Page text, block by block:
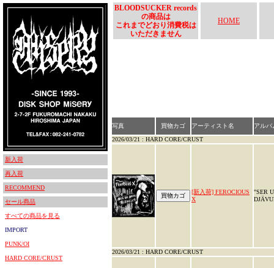
新入荷
再入荷
RECOMMEND
セール商品
すべての商品を見る
IMPORT
PUNK/OI
HARD CORE/CRUST
BLOODSUCKER records
の商品は
これまでどおり消費税は
いただきません
HOME
写真 買物カゴ アーティスト名
アルバ
2026/03/21 : HARD CORE/CRUST
[新入荷] FEROCIOUS
X
"SER
2026/03/21 : HARD CORE/CRUST